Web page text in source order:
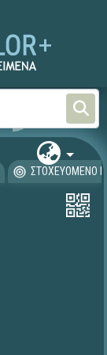
ΣΤΟΧΕΥΟΜΕΝΟ